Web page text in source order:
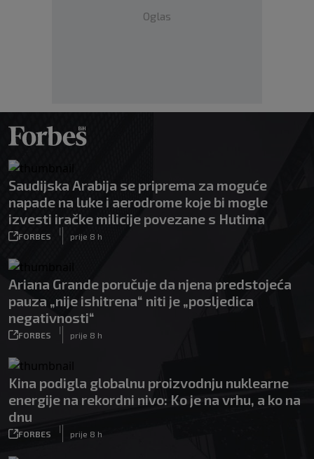
Oglas
Saudijska Arabija se priprema za moguće
napade na luke i aerodrome koje bi mogle
izvesti iračke milicije povezane s Hutima
FORBES
|
prije 8 h
Ariana Grande poručuje da njena predstojeća
pauza „nije ishitrena“ niti je „posljedica
negativnosti“
FORBES
|
prije 8 h
Kina podigla globalnu proizvodnju nuklearne
energije na rekordni nivo: Ko je na vrhu, a ko na
dnu
FORBES
|
prije 8 h